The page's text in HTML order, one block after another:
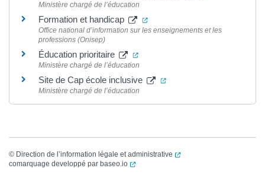
Ministère chargé de l’éducation
Formation et handicap (ouverture dans un nouvel
Office national d’information sur les enseignements et les
professions (Onisep)
Éducation prioritaire (ouverture dans un nouvel
Ministère chargé de l’éducation
Site de Cap école inclusive (ouverture dans un
Ministère chargé de l’éducation
© Direction de l’information légale et administrative
(ouverture dans un
comarquage developpé par baseo.io (ouverture dans un nouvel onglet)